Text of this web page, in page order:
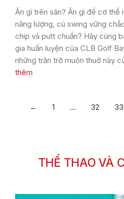
Ăn gì trên sân? Ăn gì để cơ thể
năng lượng, cú swing vững
chip và putt chuẩn? Hãy cùng
gia huấn luyện của CLB Golf
những trăn trở muôn thuở này
thêm
← 1 … 32 33
THỂ THAO VÀ